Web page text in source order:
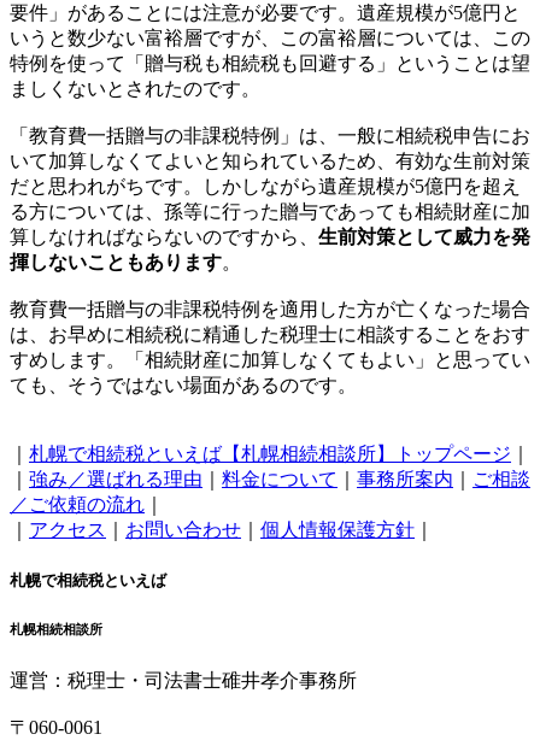
要件」があることには注意が必要です。遺産規模が5億円と
いうと数少ない富裕層ですが、この富裕層については、この
特例を使って「贈与税も相続税も回避する」ということは望
ましくないとされたのです。
「教育費一括贈与の非課税特例」は、一般に相続税申告にお
いて加算しなくてよいと知られているため、有効な生前対策
だと思われがちです。しかしながら遺産規模が5億円を超え
る方については、孫等に行った贈与であっても相続財産に加
算しなければならないのですから、 生前対策として威力を発
揮しないこともあります。
教育費一括贈与の非課税特例を適用した方が亡くなった場合
は、お早めに相続税に精通した税理士に相談することをおす
すめします。「相続財産に加算しなくてもよい」と思ってい
ても、そうではない場面があるのです。
札幌で相続税といえば【札幌相続相談所】トップページ
強み／選ばれる理由 料金について 事務所案内
ご相談
／ご依頼の流れ
アクセス お問い合わせ 個人情報保護方針
札幌で相続税といえば
札幌相続相談所
運営：税理士・司法書士碓井孝介事務所
〒060-0061